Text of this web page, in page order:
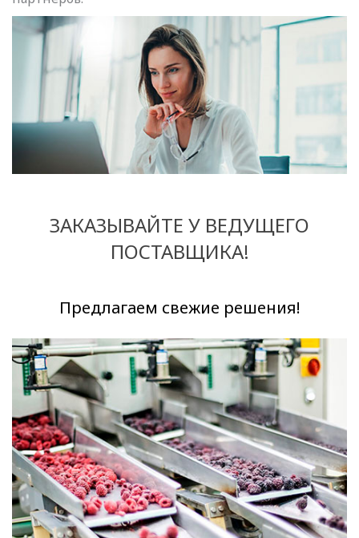
ЗАКАЗЫВАЙТЕ У ВЕДУЩЕГО
ПОСТАВЩИКА!
Предлагаем свежие решения!